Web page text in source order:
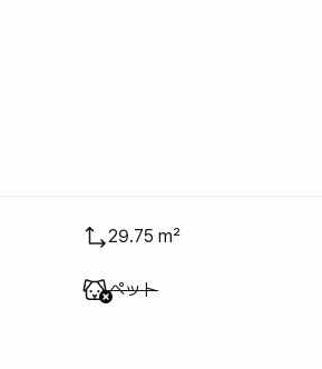
29.75 m²
利用不可
ペット